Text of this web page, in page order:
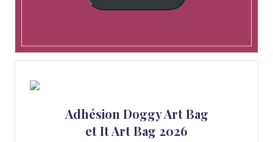
Adhésion Doggy Art Bag
et It Art Bag 2026